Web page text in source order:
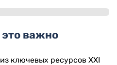
важно
ключевых ресурсов XXI